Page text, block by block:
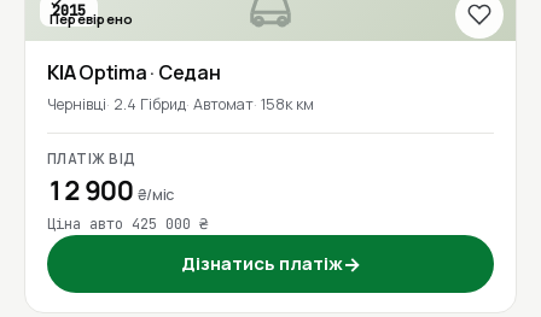
2015
Перевірено
KIAOptima· Седан
Чернівці 2.4 Гібрид Автомат 158к км
ПЛАТІЖ ВІД
12 900 ₴/міс
Ціна авто 425 000 ₴
Дізнатись платіж→